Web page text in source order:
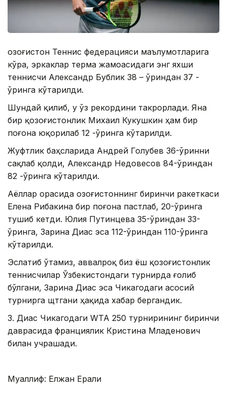
Қозоғистон Теннис федерацияси маълумотларига
кўра, эркаклар терма жамоасидаги энг яхши
теннисчи Александр Бублик 38 – ўриндан 37 -
ўринга кўтарилди.
Шундай қилиб, у ўз рекордини такрорлади. Яна
бир қозоғистонлик Михаил Кукушкин ҳам бир
поғона юқорилаб 12 -ўринга кўтарилди.
Жуфтлик баҳсларида Андрей Голубев 36-ўринни
сақлаб қолди, Александр Недовесов 84-ўриндан
82 -ўринга кўтарилди.
Аёллар орасида Қозоғистоннинг биринчи ракеткаси
Елена Рибакина бир поғона пастлаб, 20-ўринга
тушиб кетди. Юлия Путинцева 35-ўриндан 33-
ўринга, Зарина Диас эса 112-ўриндан 110-ўринга
кўтарилди.
Эслатиб ўтамиз, аввалроқ биз ёш қозоғистонлик
теннисчилар Ўзбекистондаги турнирда ғолиб
бўлгани, Зарина Диас эса Чикагодаги асосий
турнирга щтгани ҳақида хабар бергандик.
З. Диас Чикагодаги WТА 250 турнирининг биринчи
даврасида франциялик Кристина Младенович
билан учрашади.
Муаллиф: Елжан Ерали